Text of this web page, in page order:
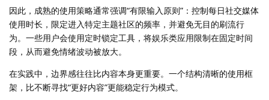
因此，成熟的使用策略通常强调“有限输入原则”：控制每日社交媒体
使用时长，限定进入特定主题社区的频率，并避免无目的刷流行
为。一些用户会使用定时锁定工具，将娱乐类应用限制在固定时间
段，从而避免情绪波动被放大。
在实践中，边界感往往比内容本身更重要。一个结构清晰的使用框
架，比不断寻找“更好内容”更能稳定行为模式。